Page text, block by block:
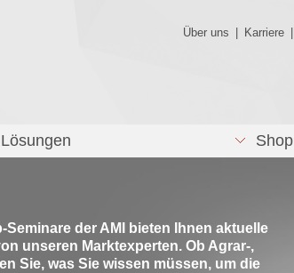
Über uns Karriere
Lösungen Shop
der AMI bieten Ihnen aktuelle
unseren Marktexperten. Ob Agrar-,
Sie, was Sie wissen müssen, um die